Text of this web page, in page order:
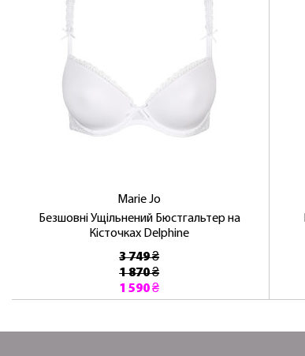
Marie Jo
Безшовні Ущільнений Бюстгальтер на
Кісточках Delphine
3 749 ₴
1 870 ₴
1 590 ₴